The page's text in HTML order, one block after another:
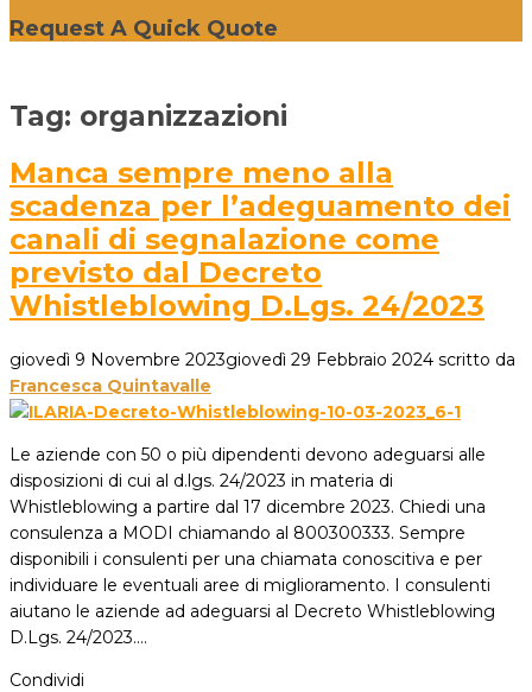
Request A Quick Quote
Tag: organizzazioni
Manca sempre meno alla
scadenza per l’adeguamento dei
canali di segnalazione come
previsto dal Decreto
Whistleblowing D.Lgs. 24/2023
giovedì 9 Novembre 2023giovedì 29 Febbraio 2024 scritto da
Francesca Quintavalle
Le aziende con 50 o più dipendenti devono adeguarsi alle
disposizioni di cui al d.lgs. 24/2023 in materia di
Whistleblowing a partire dal 17 dicembre 2023. Chiedi una
consulenza a MODI chiamando al 800300333. Sempre
disponibili i consulenti per una chiamata conoscitiva e per
individuare le eventuali aree di miglioramento. I consulenti
aiutano le aziende ad adeguarsi al Decreto Whistleblowing
D.Lgs. 24/2023.…
Condividi